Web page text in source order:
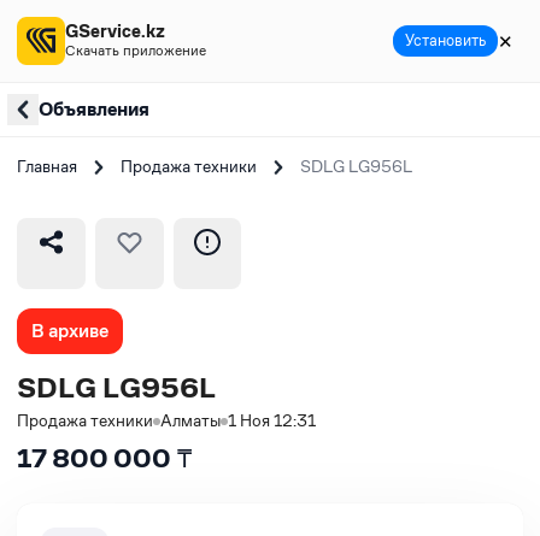
Объявления
Главная Продажа техники SDLG LG956L
В архиве
SDLG LG956L
Продажа техники Алматы 1 Ноя 12:31
17 800 000 ₸
GService.kz
Скачать приложение Установить ✕